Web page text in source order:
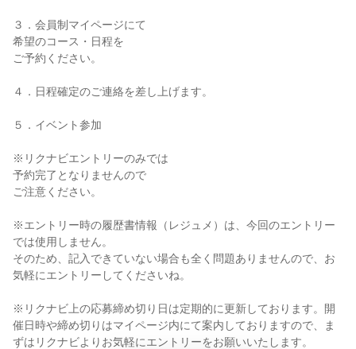
３．会員制マイページにて
希望のコース・日程を
ご予約ください。
４．日程確定のご連絡を差し上げます。
５．イベント参加
※リクナビエントリーのみでは
予約完了となりませんので
ご注意ください。
※エントリー時の履歴書情報（レジュメ）は、今回のエントリー
では使用しません。
そのため、記入できていない場合も全く問題ありませんので、お
気軽にエントリーしてくださいね。
※リクナビ上の応募締め切り日は定期的に更新しております。開
催日時や締め切りはマイページ内にて案内しておりますので、ま
ずはリクナビよりお気軽にエントリーをお願いいたします。